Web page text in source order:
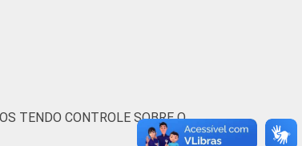
TENDO CONTROLE SOBRE O